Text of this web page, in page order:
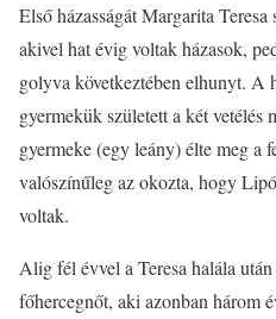
Első házasságát Margarita
akivel hat évig voltak házasok,
golyva következtében elhunyt. A
gyermekük született a két vetélés
gyermeke (egy leány) élte meg a
valószínűleg az okozta, hogy
voltak.
Alig fél évvel a Teresa halála
főhercegnőt, aki azonban három